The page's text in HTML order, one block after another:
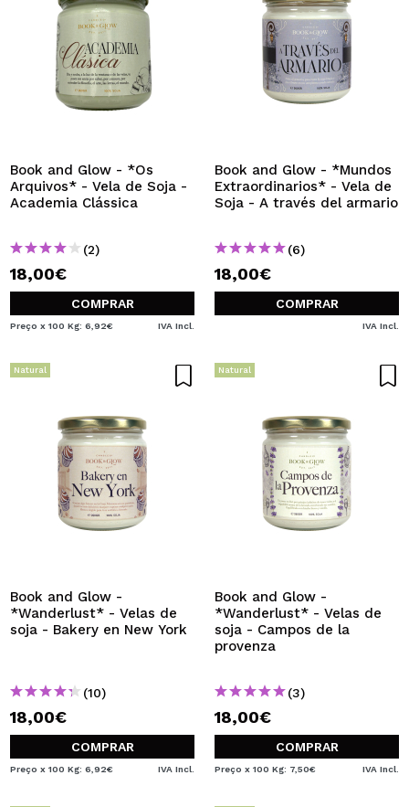
Book and Glow - *Os
Arquivos* - Vela de Soja -
Academia Clássica
(2)
18,00€
COMPRAR
Preço x 100 Kg: 6,92€ IVA Incl.
Book and Glow - *Mundos
Extraordinarios* - Vela de
Soja - A través del armario
(6)
18,00€
COMPRAR
IVA Incl.
Natural
Book and Glow -
*Wanderlust* - Velas de
soja - Bakery en New York
(10)
18,00€
COMPRAR
Preço x 100 Kg: 6,92€ IVA Incl.
Natural
Book and Glow -
*Wanderlust* - Velas de
soja - Campos de la
provenza
(3)
18,00€
COMPRAR
Preço x 100 Kg: 7,50€ IVA Incl.